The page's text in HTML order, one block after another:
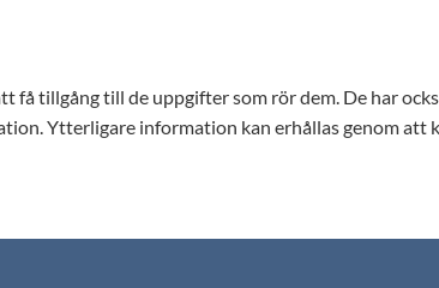
få tillgång till de uppgifter som rör dem. De har
Ytterligare information kan erhållas genom att